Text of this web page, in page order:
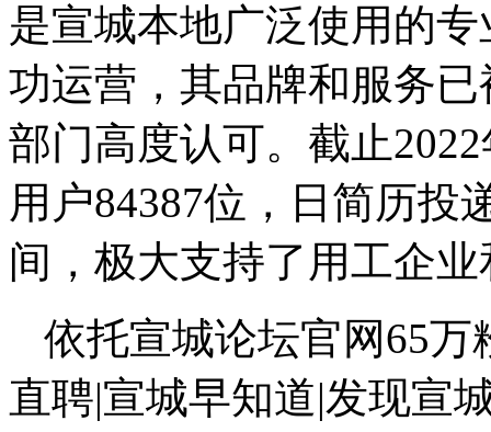
是宣城本地广泛使用的
功运营，其品牌和服务
部门高度认可。截止
用户84387位，日简历投
间，极大支持了用工企
依托宣城论坛官网65
直聘|宣城早知道|发现宣